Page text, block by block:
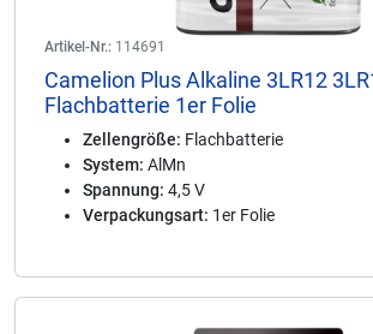
Artikel-Nr.: 114691
Camelion Plus Alkaline 3LR12
Flachbatterie 1er Folie
Zellengröße: Flachbatterie
System: AlMn
Spannung: 4,5 V
Verpackungsart: 1er Folie